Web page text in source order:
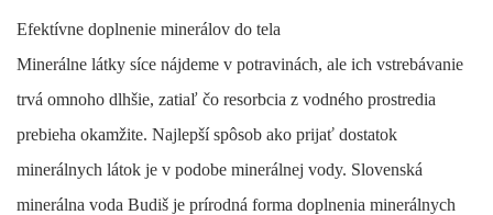
Efektívne doplnenie minerálov do tela
Minerálne látky síce nájdeme v potravinách, ale ich vstrebávanie
trvá omnoho dlhšie, zatiaľ čo resorbcia z vodného prostredia
prebieha okamžite. Najlepší spôsob ako prijať dostatok
minerálnych látok je v podobe minerálnej vody. Slovenská
minerálna voda Budiš je prírodná forma doplnenia minerálnych